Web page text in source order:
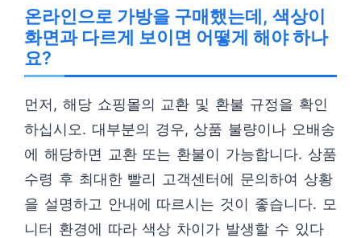
온라인으로 가방을 구매했는데, 색상이
화면과 다르게 보이면 어떻게 해야 하나
요?
먼저, 해당 쇼핑몰의 교환 및 환불 규정을 확인
하십시오. 대부분의 경우, 상품 불량이나 오배송
에 해당하면 교환 또는 환불이 가능합니다. 상품
수령 후 최대한 빨리 고객센터에 문의하여 상황
을 설명하고 안내에 따르시는 것이 좋습니다. 모
니터 환경에 따라 색상 차이가 발생할 수 있다